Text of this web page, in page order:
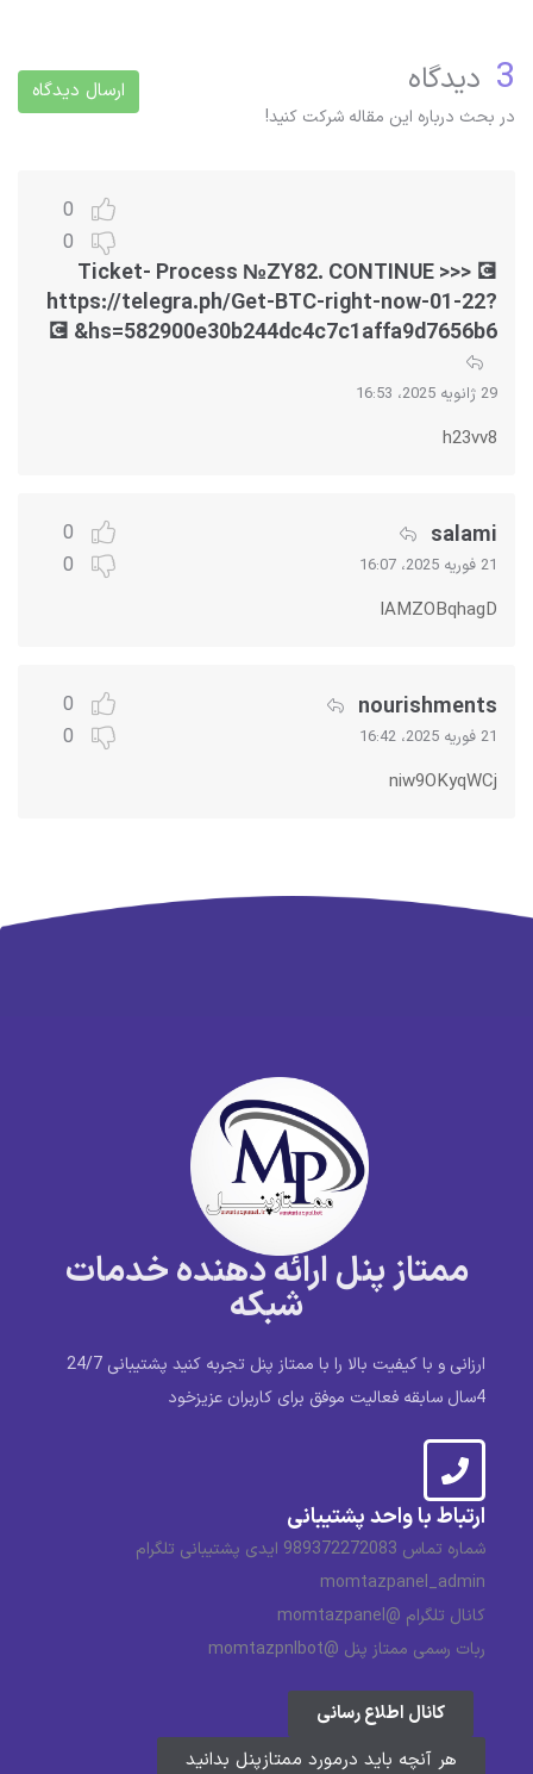
3 دیدگاه
در بحث درباره این مقاله شرکت کنید!
ارسال دیدگاه
0
0
💽 Ticket- Process №ZY82. CONTINUE >>>
https://telegra.ph/Get-BTC-right-now-01-22?
hs=582900e30b244dc4c7c1affa9d7656b6& 💽
29 ژانویه 2025، 16:53
h23vv8
0
0
salami
21 فوریه 2025، 16:07
IAMZOBqhagD
0
0
nourishments
21 فوریه 2025، 16:42
niw9OKyqWCj
ممتاز پنل ارائه دهنده خدمات
شبکه
ارزانی و با کیفیت بالا را با ممتاز پنل تجربه کنید پشتیبانی 24/7
4سال سابقه فعالیت موفق برای کاربران عزیزخود
ارتباط با واحد پشتیبانی
شماره تماس 989372272083 ایدی پشتیبانی تلگرام
momtazpanel_admin
کانال تلگرام @momtazpanel
ربات رسمی ممتاز پنل @momtazpnlbot
کانال اطلاع رسانی
هر آنچه باید درمورد ممتازپنل بدانید